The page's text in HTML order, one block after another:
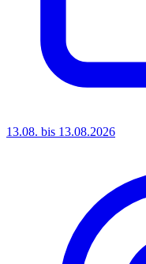
13.08. bis 13.08.2026